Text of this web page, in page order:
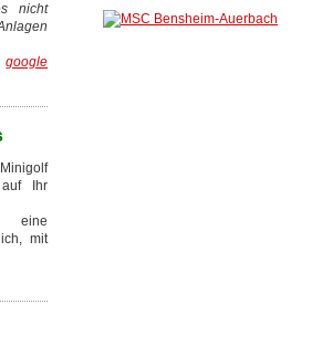
nicht
google
Ihr
eine
mit